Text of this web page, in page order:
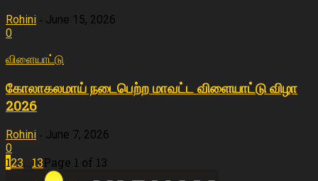
Rohini - June 15, 2026
0
விளையா‌ட்டு
கோலாகலமாய் நடைபெற்ற மாவட்ட விளையாட்டு விழா
2026
Rohini - June 7, 2026
0
123 13Page 1 of 13